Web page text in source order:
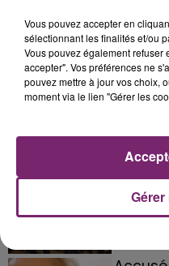
La
de
158
partis
Vous pouvez accepter en
sélectionnant les finalités et/ou
Vous pouvez également
accepter". Vos préférences ne
pouvez mettre à jour vos choix,
moment via le lien "Gérer les